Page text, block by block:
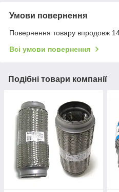
Умови повернення
Повернення товару впродовж
Всі умови повернення
Подібні товари компанії